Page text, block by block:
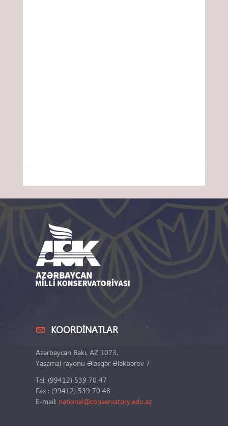
KOORDINATLAR
Azərbaycan Bakı, AZ 1073,
Yasamal rayonu Ələsgər Ələkbərov 7
Tel: (99412) 539 70 47
Fax : (99412) 539 70 48
E-mail: national@conservatory.edu.az